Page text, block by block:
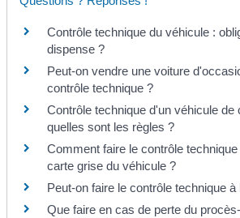
Contrôle technique du véhicule :
dispense ?
Peut-on vendre une voiture
contrôle technique ?
Contrôle technique d'un véhicule de
quelles sont les règles ?
Comment faire le contrôle
carte grise du véhicule ?
Peut-on faire le contrôle technique à
Que faire en cas de perte du